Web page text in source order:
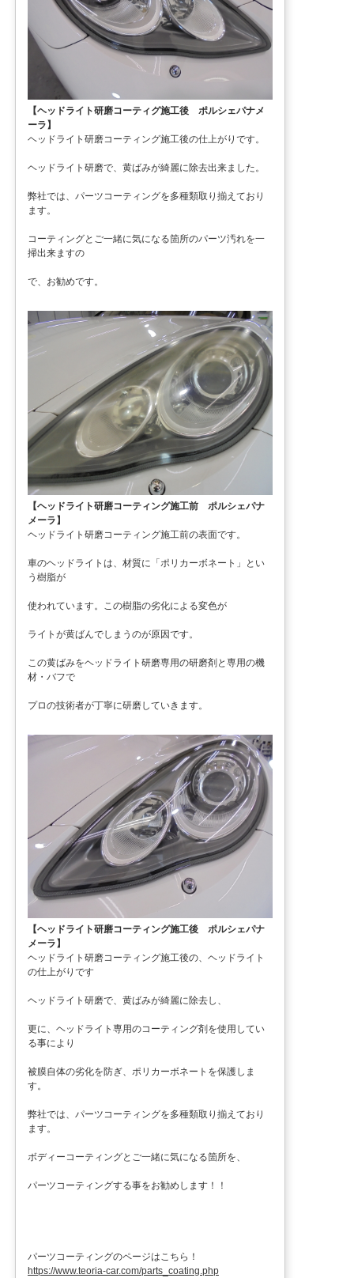
【ヘッドライト研磨コーティグ施工後 ポルシェパナメ
ーラ】
ヘッドライト研磨コーティング施工後の仕上がりです。
ヘッドライト研磨で、黄ばみが綺麗に除去出来ました。
弊社では、パーツコーティングを多種類取り揃えており
ます。
コーティングとご一緒に気になる箇所のパーツ汚れを一
掃出来ますの
で、お勧めです。
【ヘッドライト研磨コーティング施工前 ポルシェパナ
メーラ】
ヘッドライト研磨コーティング施工前の表面です。
車のヘッドライトは、材質に「ポリカーボネート」とい
う樹脂が
使われています。この樹脂の劣化による変色が
ライトが黄ばんでしまうのが原因です。
この黄ばみをヘッドライト研磨専用の研磨剤と専用の機
材・バフで
プロの技術者が丁寧に研磨していきます。
【ヘッドライト研磨コーティング施工後 ポルシェパナ
メーラ】
ヘッドライト研磨コーティング施工後の、ヘッドライト
の仕上がりです
ヘッドライト研磨で、黄ばみが綺麗に除去し、
更に、ヘッドライト専用のコーティング剤を使用してい
る事により
被膜自体の劣化を防ぎ、ポリカーボネートを保護しま
す。
弊社では、パーツコーティングを多種類取り揃えており
ます。
ボディーコーティングとご一緒に気になる箇所を、
パーツコーティングする事をお勧めします！！
パーツコーティングのページはこちら！
https://www.teoria-car.com/parts_coating.php